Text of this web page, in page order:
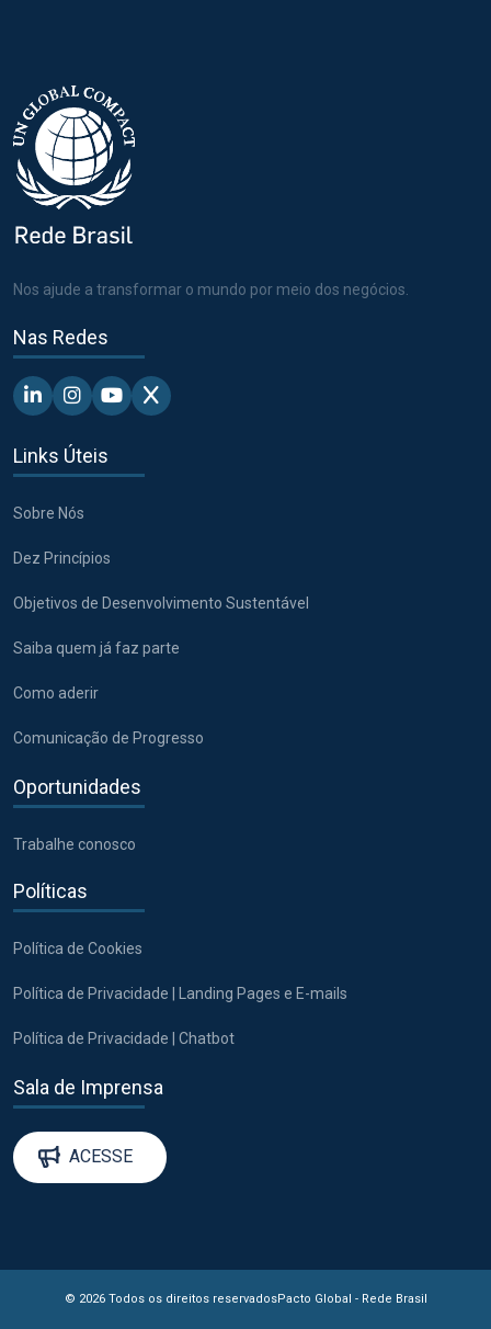
Nos ajude a transformar o mundo por meio dos negócios.
Nas Redes
Linkedin - Pacto Global BR
Instagram - Pacto Global BR
Youtube - Pacto Global BR
X - Pacto Global BR
Links Úteis
Sobre Nós
Dez Princípios
Objetivos de Desenvolvimento Sustentável
Saiba quem já faz parte
Como aderir
Comunicação de Progresso
Oportunidades
Trabalhe conosco
Políticas
Política de Cookies
Política de Privacidade | Landing Pages e E-mails
Política de Privacidade | Chatbot
Sala de Imprensa
ACESSE
© 2026 Todos os direitos reservadosPacto Global - Rede Brasil